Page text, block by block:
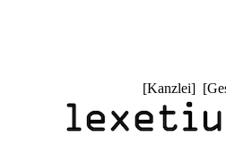
[Kanzlei] [